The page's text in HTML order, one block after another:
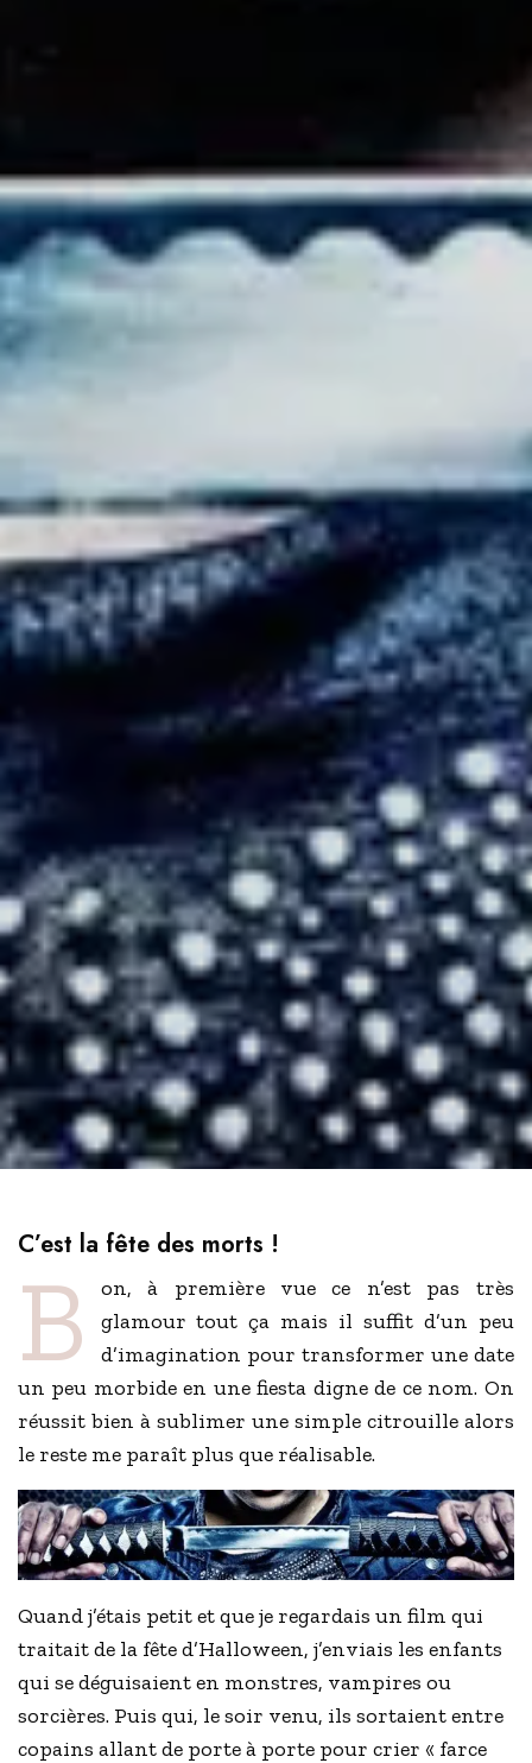
C’est la fête des morts !
B
on, à première vue ce n’est pas très
glamour tout ça mais il suffit d’un peu
d’imagination pour transformer une date
un peu morbide en une fiesta digne de ce nom. On
réussit bien à sublimer une simple citrouille alors
le reste me paraît plus que réalisable.
Quand j’étais petit et que je regardais un film qui
traitait de la fête d’Halloween, j’enviais les enfants
qui se déguisaient en monstres, vampires ou
sorcières. Puis qui, le soir venu, ils sortaient entre
copains allant de porte à porte pour crier « farce